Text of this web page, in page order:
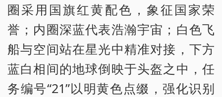
圈采用国旗红黄配色，象征国家荣
誉；内圈深蓝代表浩瀚宇宙；白色飞
船与空间站在星光中精准对接，下方
蓝白相间的地球倒映于头盔之中，任
务编号“21”以明黄色点缀，强化识别